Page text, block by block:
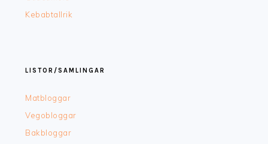
Kebabtallrik
LISTOR/SAMLINGAR
Matbloggar
Vegobloggar
Bakbloggar